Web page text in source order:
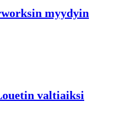
myydyin
valtiaiksi